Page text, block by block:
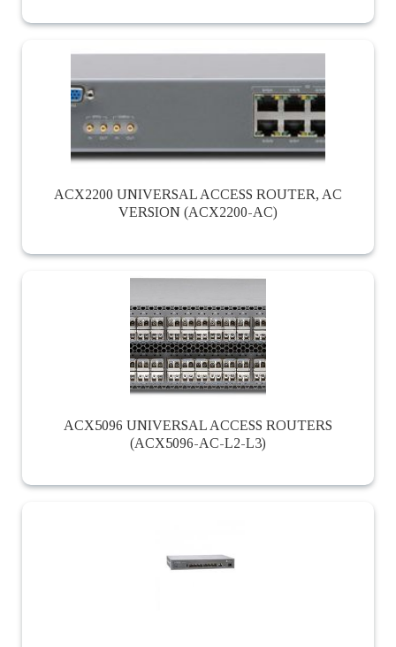
ACX2200 UNIVERSAL ACCESS ROUTER, AC
VERSION (ACX2200-AC)
ACX5096 UNIVERSAL ACCESS ROUTERS
(ACX5096-AC-L2-L3)